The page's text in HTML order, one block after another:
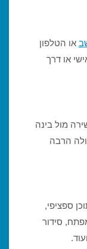
או הטלפון
או דרך
מול בינה
הרבה
ספציפי,
סידור